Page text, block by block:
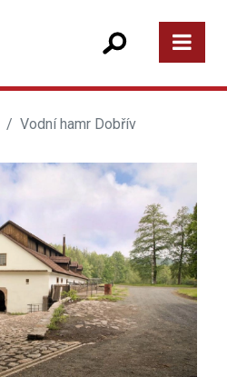
Vodní hamr Dobřív